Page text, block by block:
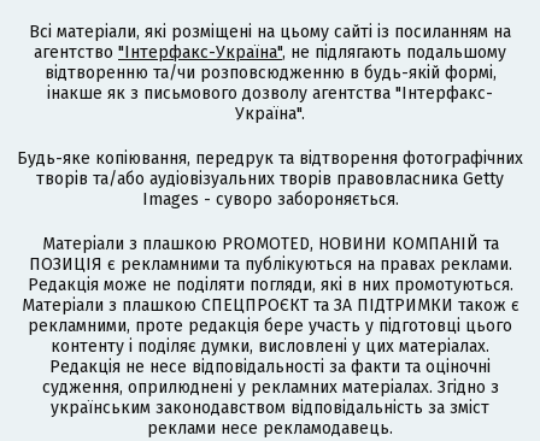
Всі матеріали, які розміщені на цьому сайті із посиланням на
агентство "Інтерфакс-Україна", не підлягають подальшому
відтворенню та/чи розповсюдженню в будь-якій формі,
інакше як з письмового дозволу агентства "Інтерфакс-
Україна".
Будь-яке копіювання, передрук та відтворення фотографічних
творів та/або аудіовізуальних творів правовласника Getty
Images - суворо забороняється.
Матеріали з плашкою PROMOTED, НОВИНИ КОМПАНІЙ та
ПОЗИЦІЯ є рекламними та публікуються на правах реклами.
Редакція може не поділяти погляди, які в них промотуються.
Матеріали з плашкою СПЕЦПРОЄКТ та ЗА ПІДТРИМКИ також є
рекламними, проте редакція бере участь у підготовці цього
контенту і поділяє думки, висловлені у цих матеріалах.
Редакція не несе відповідальності за факти та оціночні
судження, оприлюднені у рекламних матеріалах. Згідно з
українським законодавством відповідальність за зміст
реклами несе рекламодавець.